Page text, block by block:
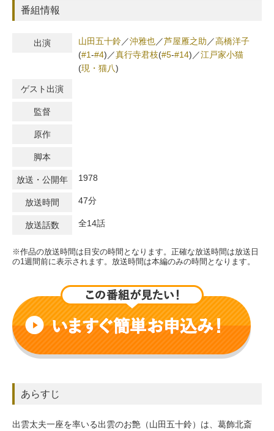
番組情報
出演 山田五十鈴／沖雅也／芦屋雁之助 ／高橋洋子
(#1-#4) ／真行寺君枝(#5-#14) ／江戸家小猫
(現・猫八)
ゲスト出演
監督
原作
脚本
放送・公開年 1978
放送時間 47分
放送話数 全14話
※作品の放送時間は目安の時間となります。正確な放送時間は放送日
の1週間前に表示されます。放送時間は本編のみの時間となります。
あらすじ
出雲太夫一座を率いる出雲のお艶（山田五十鈴）は、葛飾北斎